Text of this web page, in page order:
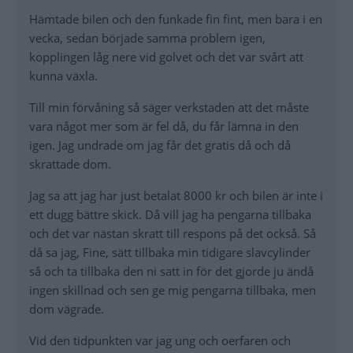
Hämtade bilen och den funkade fin fint, men bara i en
vecka, sedan började samma problem igen,
kopplingen låg nere vid golvet och det var svårt att
kunna växla.
Till min förvåning så säger verkstaden att det måste
vara något mer som är fel då, du får lämna in den
igen. Jag undrade om jag får det gratis då och då
skrattade dom.
Jag sa att jag har just betalat 8000 kr och bilen är inte i
ett dugg bättre skick. Då vill jag ha pengarna tillbaka
och det var nästan skratt till respons på det också. Så
då sa jag, Fine, sätt tillbaka min tidigare slavcylinder
så och ta tillbaka den ni satt in för det gjorde ju ändå
ingen skillnad och sen ge mig pengarna tillbaka, men
dom vägrade.
Vid den tidpunkten var jag ung och oerfaren och